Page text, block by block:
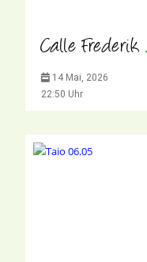
Calle Frederik
14 Mai, 2026
22:50 Uhr